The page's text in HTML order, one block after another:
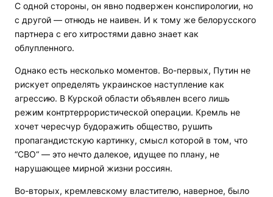
С одной стороны, он явно подвержен конспирологии, но
с другой — отнюдь не наивен. И к тому же белорусского
партнера с его хитростями давно знает как
облупленного.
Однако есть несколько моментов. Во-первых, Путин не
рискует определять украинское наступление как
агрессию. В Курской области объявлен всего лишь
режим контртеррористической операции. Кремль не
хочет чересчур будоражить общество, рушить
пропагандистскую картинку, смысл которой в том, что
“СВО“ — это нечто далекое, идущее по плану, не
нарушающее мирной жизни россиян.
Во-вторых, кремлевскому властителю, наверное, было